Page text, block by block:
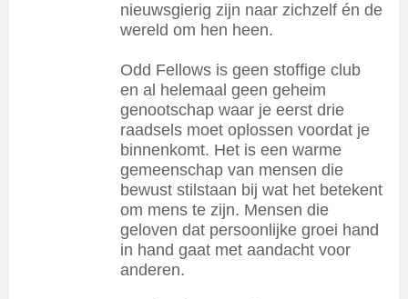
nieuwsgierig zijn naar zichzelf én de
wereld om hen heen.
Odd Fellows is geen stoffige club
en al helemaal geen geheim
genootschap waar je eerst drie
raadsels moet oplossen voordat je
binnenkomt. Het is een warme
gemeenschap van mensen die
bewust stilstaan bij wat het betekent
om mens te zijn. Mensen die
geloven dat persoonlijke groei hand
in hand gaat met aandacht voor
anderen.